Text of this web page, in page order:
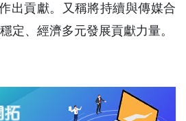
出貢獻。又稱將持續與傳媒合
定、經濟多元發展貢獻力量。